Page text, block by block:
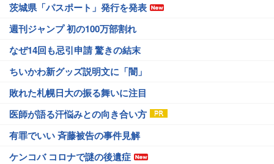
茨城県「パスポート」発行を発表
週刊ジャンプ 初の100万部割れ
なぜ14回も忌引申請 驚きの結末
ちいかわ新グッズ説明文に「闇」
敗れた札幌日大の振る舞いに注目
医師が語る汗悩みとの向き合い方
有罪でいい 斉藤被告の事件見解
ケンコバ コロナで謎の後遺症